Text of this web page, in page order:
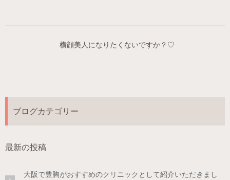
横顔美人になりたくないですか？♡
ブログカテゴリー
最新の投稿
大阪で豊胸がおすすめのクリニックとして紹介いただきまし